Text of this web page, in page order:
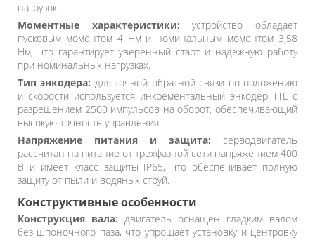
нагрузок.
Моментные характеристики: устройство обладает
пусковым моментом 4 Нм и номинальным моментом 3,58
Нм, что гарантирует уверенный старт и надежную работу
при номинальных нагрузках.
Тип энкодера: для точной обратной связи по положению
и скорости используется инкрементальный энкодер TTL с
разрешением 2500 импульсов на оборот, обеспечивающий
высокую точность управления.
Напряжение питания и защита: серводвигатель
рассчитан на питание от трехфазной сети напряжением 400
В и имеет класс защиты IP65, что обеспечивает полную
защиту от пыли и водяных струй.
Конструктивные особенности
Конструкция вала: двигатель оснащен гладким валом
без шпоночного паза, что упрощает установку и центровку